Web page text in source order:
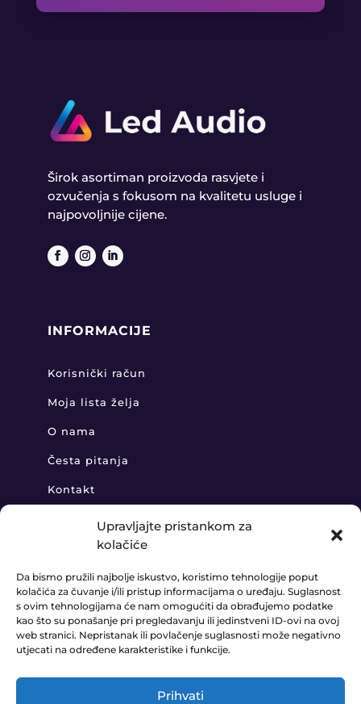
Upravljajte pristankom za
kolačiće
Da bismo pružili najbolje iskustvo, koristimo tehnologije poput
kolačića za čuvanje i/ili pristup informacijama o uređaju. Suglasnost
s ovim tehnologijama će nam omogućiti da obrađujemo podatke
kao što su ponašanje pri pregledavanju ili jedinstveni ID-ovi na ovoj
web stranici. Nepristanak ili povlačenje suglasnosti može negativno
utjecati na određene karakteristike i funkcije.
Prihvati
Širok asortiman proizvoda rasvjete i
ozvučenja s fokusom na kvalitetu usluge i
najpovoljnije cijene.
INFORMACIJE
Korisnički račun
Moja lista želja
O nama
Česta pitanja
Kontakt
 +385 91 888 6406
 prodaja@ledaudio.hr